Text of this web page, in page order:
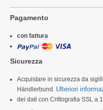
Pagamento
con fattura
Sicurezza
Acquistare in sicurezza da
Händlerbund. Ulteriori
dei dati con Crittografia SSL a